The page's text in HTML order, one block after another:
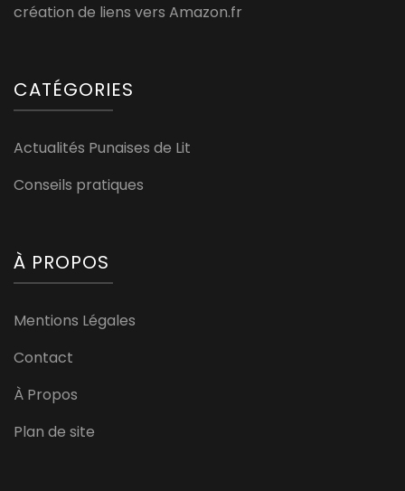
création de liens vers Amazon.fr
CATÉGORIES
Actualités Punaises de Lit
Conseils pratiques
À PROPOS
Mentions Légales
Contact
À Propos
Plan de site